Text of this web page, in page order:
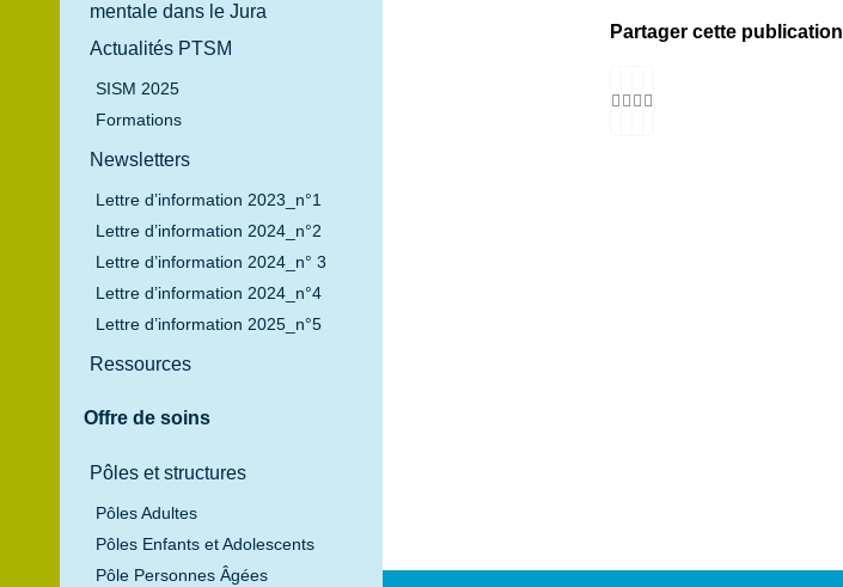
mentale dans le Jura
Actualités PTSM
SISM 2025
Formations
Newsletters
Lettre d’information 2023_n°1
Lettre d’information 2024_n°2
Lettre d’information 2024_n° 3
Lettre d’information 2024_n°4
Lettre d’information 2025_n°5
Ressources
Offre de soins
Pôles et structures
Pôles Adultes
Pôles Enfants et Adolescents
Pôle Personnes Âgées
Partager cette publication